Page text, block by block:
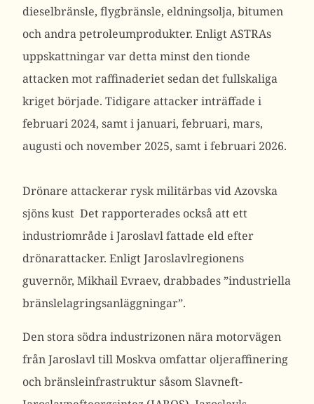
dieselbränsle, flygbränsle, eldningsolja, bitumen
och andra petroleumprodukter. Enligt ASTRAs
uppskattningar var detta minst den tionde
attacken mot raffinaderiet sedan det fullskaliga
kriget började. Tidigare attacker inträffade i
februari 2024, samt i januari, februari, mars,
augusti och november 2025, samt i februari 2026.
Drönare attackerar rysk militärbas vid Azovska
sjöns kust Detrapporterades också att ett
industriområde i Jaroslavl fattade eld efter
drönarattacker. Enligt Jaroslavlregionens
guvernör, Mikhail Evraev, drabbades ”industriella
bränslelagringsanläggningar”.
Den stora södra industrizonen nära motorvägen
från Jaroslavl till Moskva omfattar oljeraffinering
och bränsleinfrastruktur såsom Slavneft-